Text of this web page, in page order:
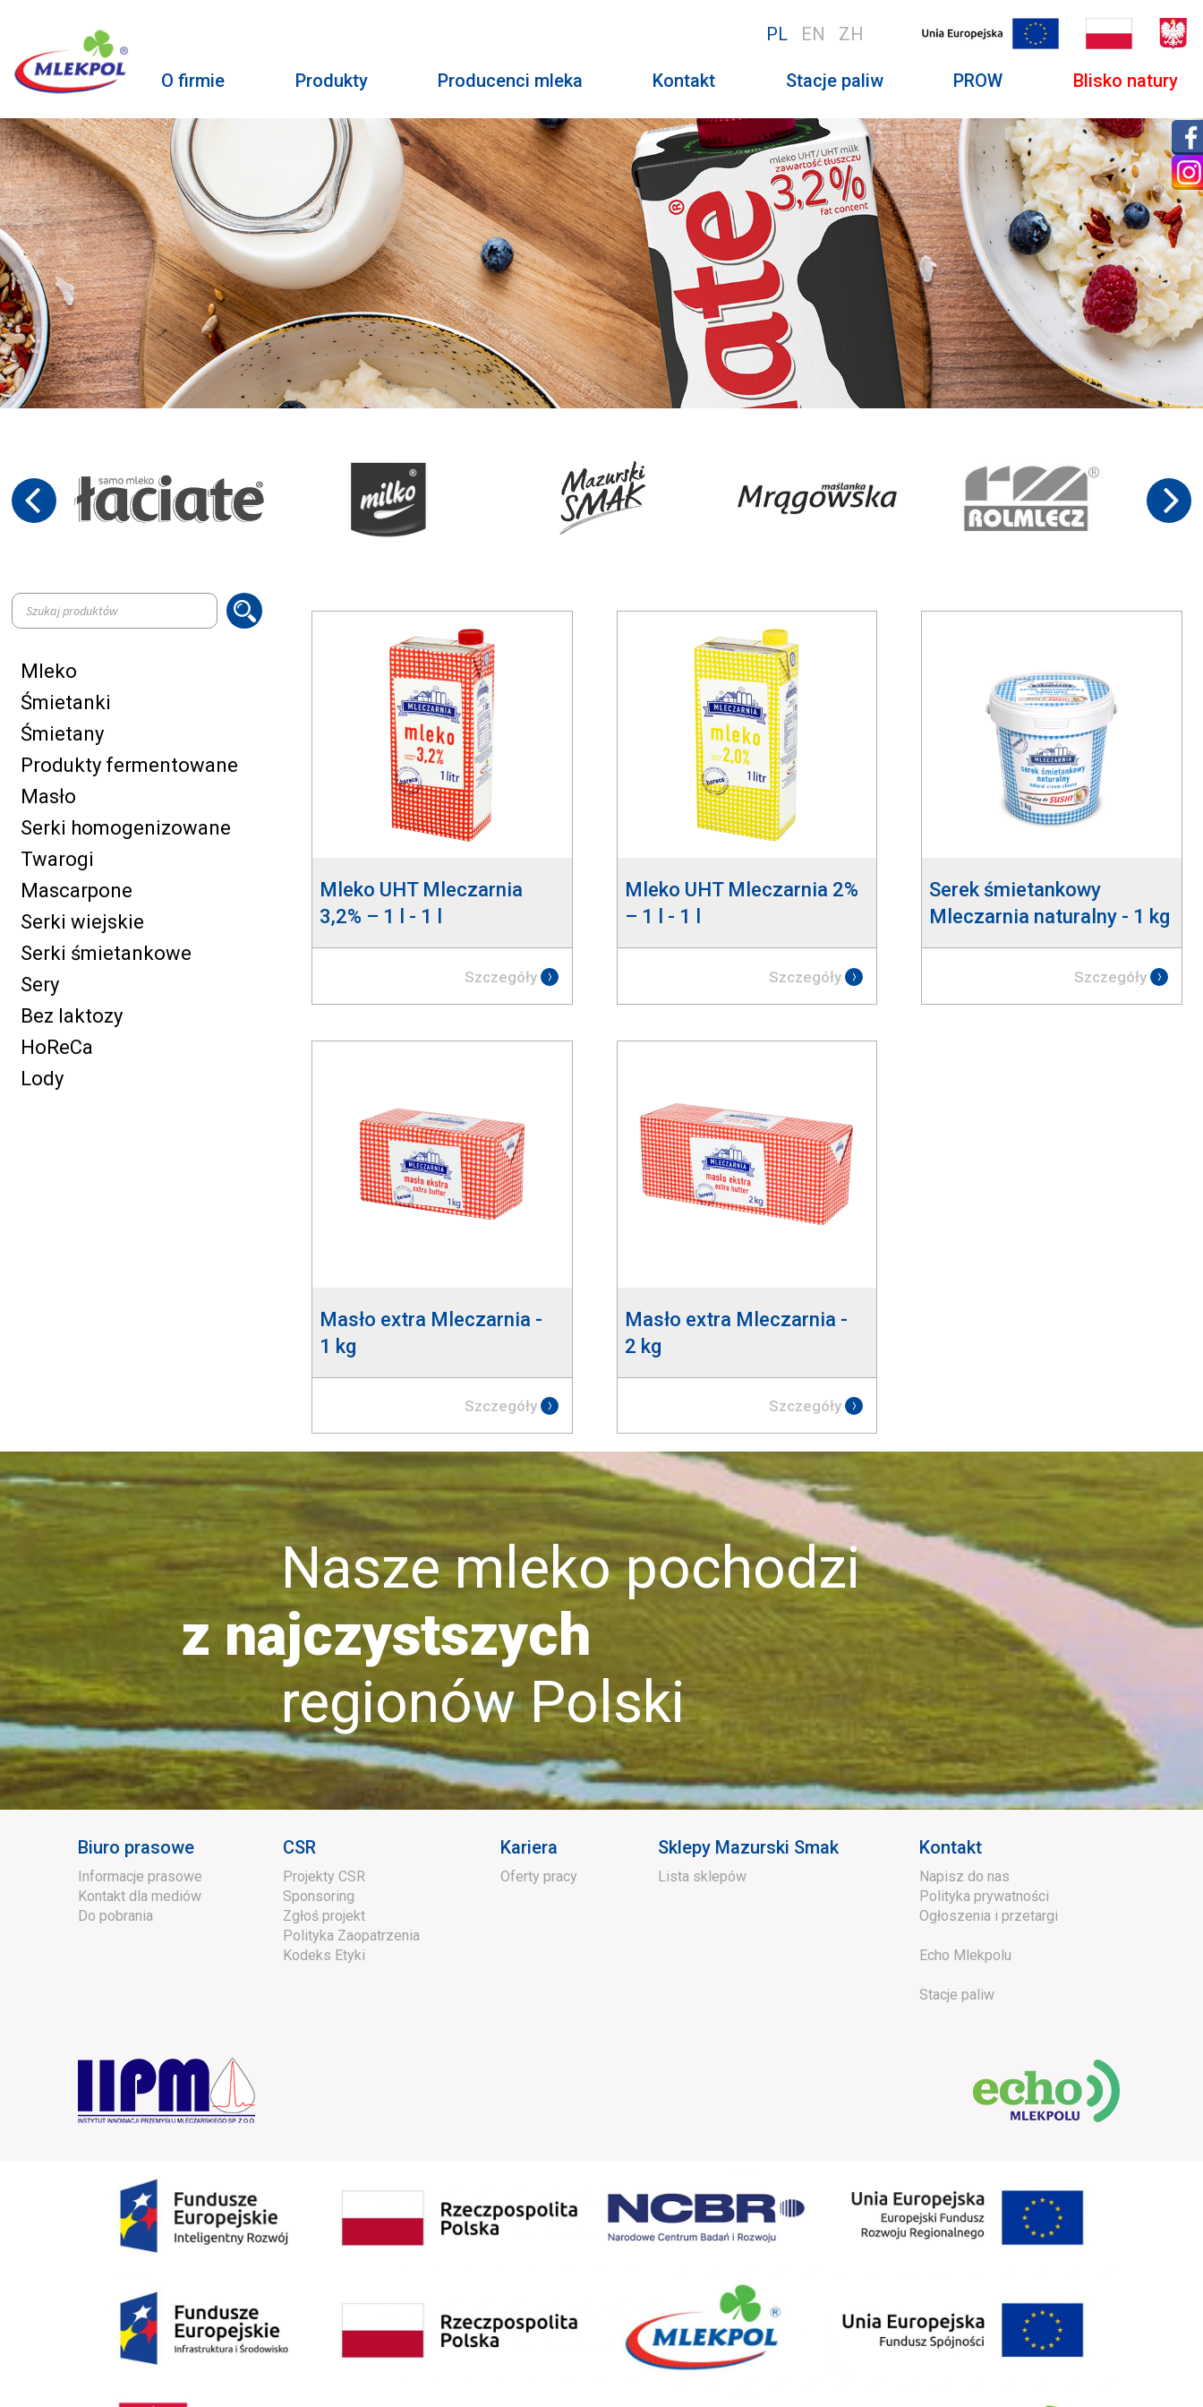
PL EN ZH
O firmie Produkty Producenci mleka Kontakt Stacje paliw PROW Blisko natury
Wyszukiwarka
produktów
Mleko
Śmietanki
Śmietany
Produkty fermentowane
Masło
Serki homogenizowane
Twarogi
Mascarpone
Serki wiejskie
Serki śmietankowe
Sery
Bez laktozy
HoReCa
Lody
Mleko UHT Mleczarnia
3,2% – 1 l - 1 l
Szczegóły
Mleko UHT Mleczarnia 2%
– 1 l - 1 l
Szczegóły
Serek śmietankowy
Mleczarnia naturalny - 1 kg
Szczegóły
Masło extra Mleczarnia -
1 kg
Szczegóły
Masło extra Mleczarnia -
2 kg
Szczegóły
Nasze mleko pochodzi
z najczystszych
regionów Polski
Biuro prasowe
Informacje prasowe
Kontakt dla mediów
Do pobrania
CSR
Projekty CSR
Sponsoring
Zgłoś projekt
Polityka Zaopatrzenia
Kodeks Etyki
Kariera
Oferty pracy
Sklepy Mazurski Smak
Lista sklepów
Kontakt
Napisz do nas
Polityka prywatności
Ogłoszenia i przetargi
Echo Mlekpolu
Stacje paliw